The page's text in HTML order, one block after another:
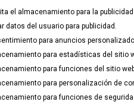
y personal
en general); Despachos
cuenta ajena) puedes
el almacenamiento para la publicidad.
datos del usuario para publicidad.
para anuncios
para estadísticas del sitio
para funciones del sitio
para personalización de
para funciones de